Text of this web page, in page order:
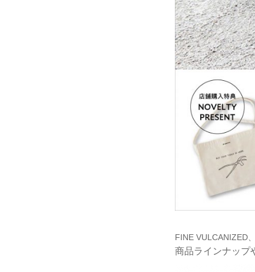
FINE VULCANIZED
商品ラインナップ